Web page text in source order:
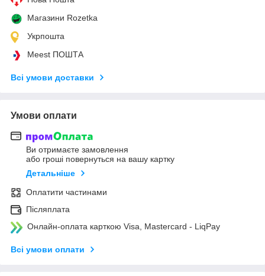
Магазини Rozetka
Укрпошта
Meest ПОШТА
Всі умови доставки
Умови оплати
Ви отримаєте замовлення
або гроші повернуться на вашу картку
Детальніше
Оплатити частинами
Післяплата
Онлайн-оплата карткою Visa, Mastercard - LiqPay
Всі умови оплати